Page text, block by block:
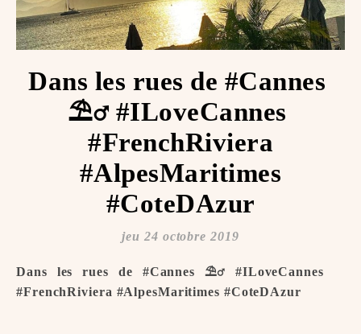
Dans les rues de #Cannes ️
⛱‍♂️ #ILoveCannes ️
#FrenchRiviera
#AlpesMaritimes
#CoteDAzur
jeu 24 octobre 2019
Dans les rues de #Cannes ️⛱‍♂️ #ILoveCannes ️
#FrenchRiviera #AlpesMaritimes #CoteDAzur